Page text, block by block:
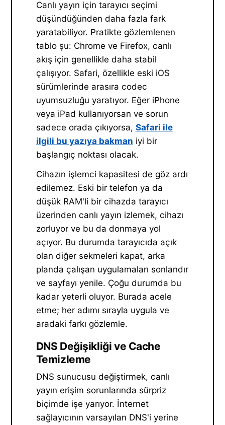
Canlı yayın için tarayıcı seçimi
düşündüğünden daha fazla fark
yaratabiliyor. Pratikte gözlemlenen
tablo şu: Chrome ve Firefox, canlı
akış için genellikle daha stabil
çalışıyor. Safari, özellikle eski iOS
sürümlerinde arasıra codec
uyumsuzluğu yaratıyor. Eğer iPhone
veya iPad kullanıyorsan ve sorun
sadece orada çıkıyorsa, Safari ile
ilgili bu yazıya bakman iyi bir
başlangıç noktası olacak.
Cihazın işlemci kapasitesi de göz ardı
edilemez. Eski bir telefon ya da
düşük RAM'li bir cihazda tarayıcı
üzerinden canlı yayın izlemek, cihazı
zorluyor ve bu da donmaya yol
açıyor. Bu durumda tarayıcıda açık
olan diğer sekmeleri kapat, arka
planda çalışan uygulamaları sonlandır
ve sayfayı yenile. Çoğu durumda bu
kadar yeterli oluyor. Burada acele
etme; her adımı sırayla uygula ve
aradaki farkı gözlemle.
DNS Değişikliği ve Cache
Temizleme
DNS sunucusu değiştirmek, canlı
yayın erişim sorunlarında sürpriz
biçimde işe yarıyor. İnternet
sağlayıcının varsayılan DNS'i yerine